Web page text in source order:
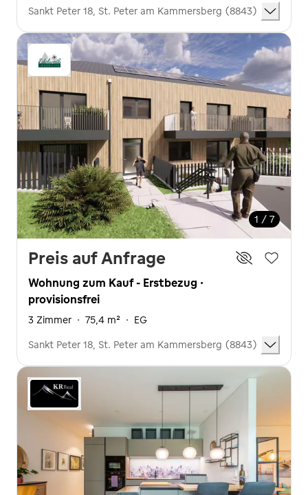
Sankt Peter 18, St. Peter am Kammersberg (8843)
1 / 7
Preis auf Anfrage
Wohnung zum Kauf - Erstbezug ·
provisionsfrei
3 Zimmer · 75,4 m² · EG
Sankt Peter 18, St. Peter am Kammersberg (8843)